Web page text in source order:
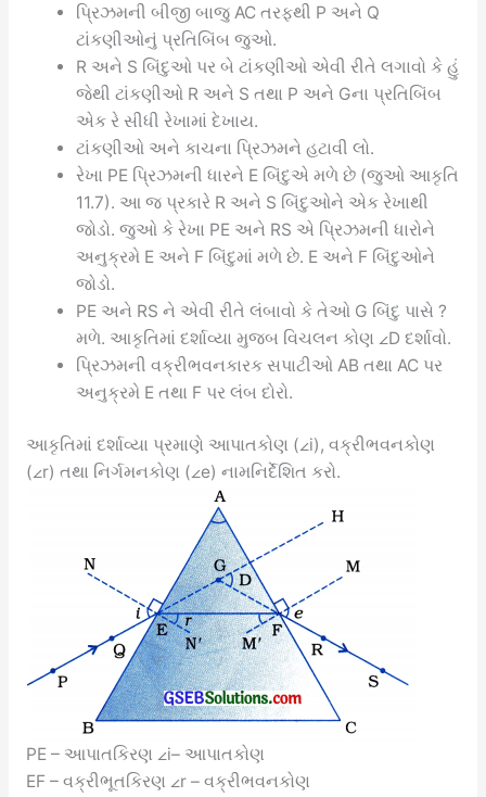
પ્રિઝમની બીજી બાજુ AC તરફથી P અને Q
ટાંકણીઓનું પ્રતિબિંબ જુઓ.
R અને S બિંદુઓ પર બે ટાંકણીઓ એવી રીતે લગાવો કે હું
જેથી ટાંકણીઓ R અને S તથા P અને Gના પ્રતિબિંબ
એક રે સીધી રેખામાં દેખાય.
ટાંકણીઓ અને કાચના પ્રિઝમને હટાવી લો.
રેખા PE પ્રિઝમની ધારને E બિંદુએ મળે છે (જુઓ આકૃતિ
11.7). આ જ પ્રકારે R અને S બિંદુઓને એક રેખાથી
જોડો. જુઓ કે રેખા PE અને RS એ પ્રિઝમની ધારોને
અનુક્રમે E અને F બિંદુમાં મળે છે. E અને F બિંદુઓને
જોડો.
PE અને RS ને એવી રીતે લંબાવો કે તેઓ G બિંદુ પાસે ?
મળે. આકૃતિમાં દર્શાવ્યા મુજબ વિચલન કોણ ∠D દર્શાવો.
પ્રિઝમની વક્રીભવનકારક સપાટીઓ AB તથા AC પર
અનુક્રમે E તથા F પર લંબ દોરો.
આકૃતિમાં દર્શાવ્યા પ્રમાણે આપાતકોણ (∠i), વક્રીભવનકોણ
(∠r) તથા નિર્ગમનકોણ (∠e) નામનિર્દેશિત કરો.
PE – આપાતકિરણ ∠i– આપાતકોણ
EF – વક્રીભૂતકિરણ ∠r – વક્રીભવનકોણ